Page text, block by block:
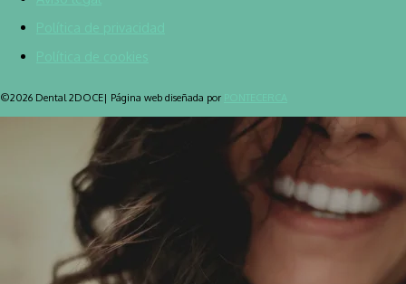
©2026 Dental 2DOCE| Página web diseñada por